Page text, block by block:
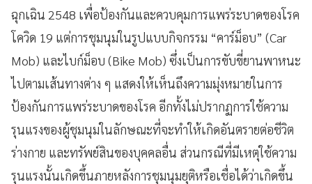
ฉุกเฉิน 2548 เพื่อป้องกันและควบคุมการแพร่ระบาดของโรค
โควิด 19 แต่การชุมนุมในรูปแบบกิจกรรม “คาร์ม็อบ” (Car
Mob) และไบก์ม็อบ (Bike Mob) ซึ่งเป็นการขับขี่ยานพาหนะ
ไปตามเส้นทางต่าง ๆ แสดงให้เห็นถึงความมุ่งหมายในการ
ป้องกันการแพร่ระบาดของโรค อีกทั้งไม่ปรากฏการใช้ความ
รุนแรงของผู้ชุมนุมในลักษณะที่จะทำให้เกิดอันตรายต่อชีวิต
ร่างกาย และทรัพย์สินของบุคคลอื่น ส่วนกรณีที่มีเหตุใช้ความ
รุนแรงนั้นเกิดขึ้นภายหลังการชุมนุมยุติหรือเชื่อได้ว่าเกิดขึ้น